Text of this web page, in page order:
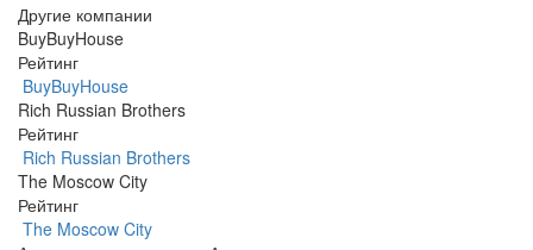
Другие компании
BuyBuyHouse
Рейтинг
BuyBuyHouse
Rich Russian Brothers
Рейтинг
Rich Russian Brothers
The Moscow City
Рейтинг
The Moscow City